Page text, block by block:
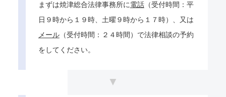
まずは焼津総合法律事務所に電話（受付時間：平
日９時から１９時、土曜９時から１７時）、又は
メール（受付時間：２４時間）で法律相談の予約
をしてください。